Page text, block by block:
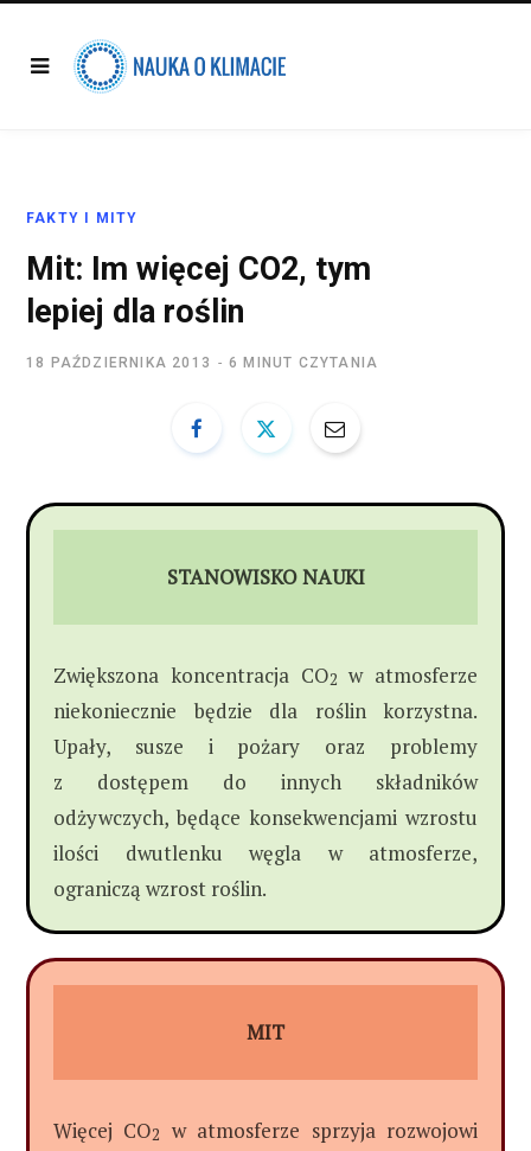
FAKTY I MITY
Mit: Im więcej CO2, tym
lepiej dla roślin
18 PAŹDZIERNIKA 2013 6 MINUT CZYTANIA
STANOWISKO NAUKI
Zwiększona koncentracja CO2 w atmosferze
niekoniecznie będzie dla roślin korzystna.
Upały, susze i pożary oraz problemy
z dostępem do innych składników
odżywczych, będące konsekwencjami wzrostu
ilości dwutlenku węgla w atmosferze,
ograniczą wzrost roślin.
MIT
Więcej CO2
w atmosferze sprzyja rozwojowi